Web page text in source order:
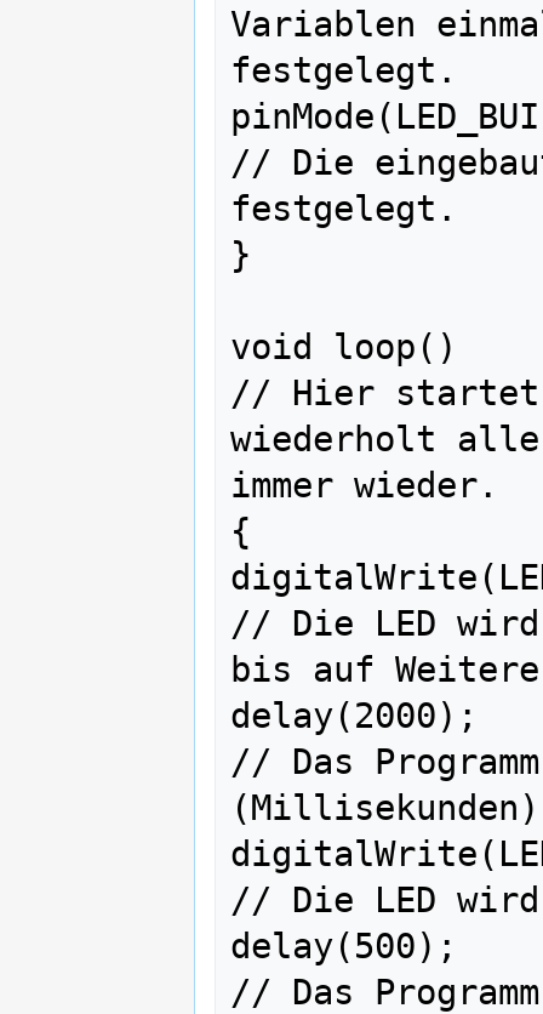
Variablen
// Die
festgelegt.
}
void loop()
// Hier startet
wiederholt alle
immer wieder.
{
// Die LED
bis auf
delay(2000);
// Das
// Die LED
delay(500);
// Das